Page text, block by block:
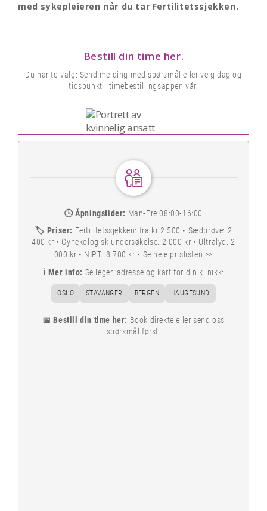
med sykepleieren når du tar Fertilitetssjekken.
Bestill din time her.
Du har to valg: Send melding med spørsmål eller velg dag og
tidspunkt i timebestillingsappen vår.
🕒 Åpningstider: Man-Fre 08:00-16:00
🏷️ Priser: Fertilitetssjekken: fra kr 2 500 • Sædprøve: 2
400 kr • Gynekologisk undersøkelse: 2 000 kr • Ultralyd: 2
000 kr • NIPT: 8 700 kr • Se hele prislisten >>
ℹ️ Mer info: Se leger, adresse og kart for din klinikk:
OSLO STAVANGER BERGEN HAUGESUND
📅 Bestill din time her: Book direkte eller send oss
spørsmål først.